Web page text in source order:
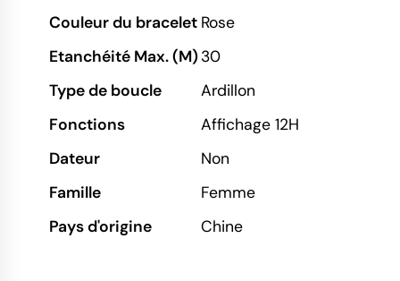
Couleur du bracelet Rose
Etanchéité Max. (M)30
Type de boucle
Ardillon
Fonctions
Affichage 12H
Dateur
Non
Famille
Femme
Pays d'origine
Chine